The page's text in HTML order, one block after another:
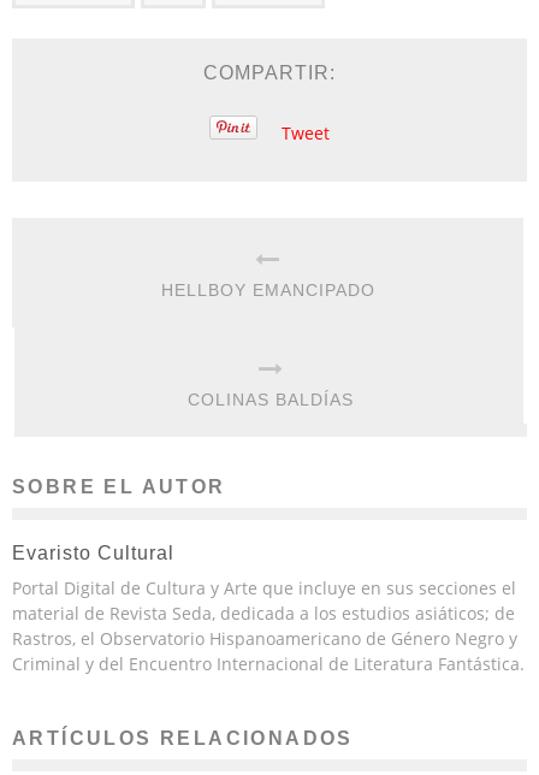
COMPARTIR:
Tweet
HELLBOY EMANCIPADO
COLINAS BALDÍAS
SOBRE EL AUTOR
Evaristo Cultural
Portal Digital de Cultura y Arte que incluye en sus secciones el
material de Revista Seda, dedicada a los estudios asiáticos; de
Rastros, el Observatorio Hispanoamericano de Género Negro y
Criminal y del Encuentro Internacional de Literatura Fantástica.
ARTÍCULOS RELACIONADOS